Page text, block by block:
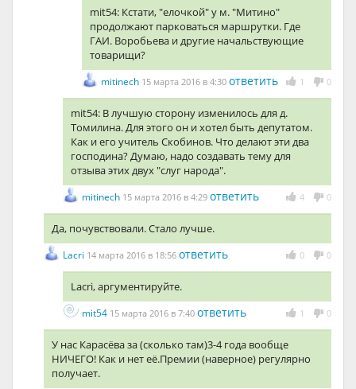
mit54: Кстати, "елочкой" у м. "Митино"
продолжают парковаться маршрутки. Где
ГАИ. Воробьева и другие начальствующие
товарищи?
1 0
mitinech 15 марта 2016 в 4:30 ответить
mit54: В лучшую сторону изменилось для д.
Томилина. Для этого он и хотел быть депутатом.
Как и его учитель Скобинов. Что делают эти два
господина? Думаю, надо создавать тему для
отзыва этих двух "слуг народа".
4 0
mitinech 15 марта 2016 в 4:29 ответить
Да, почувствовали. Стало лучше.
0 0
Lacri 14 марта 2016 в 18:56 ответить
Lacri, аргументируйте.
1 0
mit54 15 марта 2016 в 7:40 ответить
У нас Карасёва за (сколько там)3-4 года вообще
НИЧЕГО! Как и нет её.Премии (наверное) регулярно
получает.